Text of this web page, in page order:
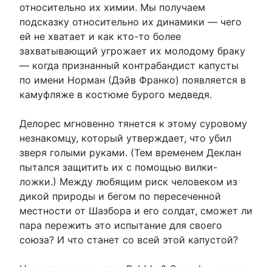
относительно их химии. Мы получаем
подсказку относительно их динамики — чего
ей не хватает и как кто-то более
захватывающий угрожает их молодому браку
— когда признанный контрабандист капусты
по имени Норман (Дэйв Франко) появляется в
камуфляже в костюме бурого медведя.
Делорес мгновенно тянется к этому суровому
незнакомцу, который утверждает, что убил
зверя голыми руками. (Тем временем Деклан
пытался защитить их с помощью вилки-
ложки.) Между любящим риск человеком из
дикой природы и бегом по пересеченной
местности от Шазбора и его солдат, сможет ли
пара пережить это испытание для своего
союза? И что станет со всей этой капустой?